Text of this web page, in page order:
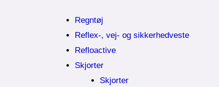
Regntøj
Reflex-, vej- og sikkerhedveste
Refloactive
Skjorter
Skjorter